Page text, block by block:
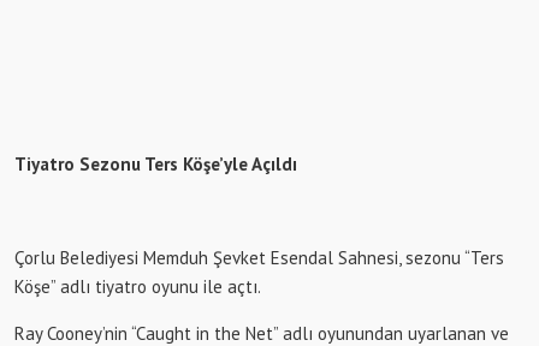
Tiyatro Sezonu Ters Köşe’yle Açıldı
Çorlu Belediyesi Memduh Şevket Esendal Sahnesi, sezonu “Ters
Köşe” adlı tiyatro oyunu ile açtı.
Ray Cooney’nin “Caught in the Net” adlı oyunundan uyarlanan ve